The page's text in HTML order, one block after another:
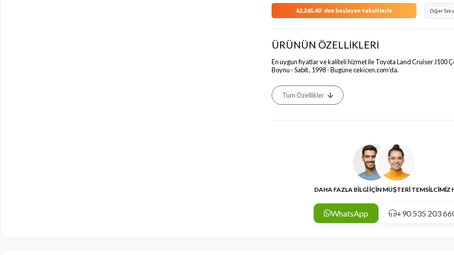
₺2.265,40`den başlayan taksitlerle Diğer
ÜRÜNÜN ÖZELLİKLERİ
En uygun fiyatlar ve kaliteli hizmet ile Toyota Land Cruiser J100
Boynu - Sabit , 1998 - Bugüne cekicen.com'da.
Tüm Özellikler
DAHA FAZLA BİLGİ İÇİN MÜŞTERİ TEMSİLCİMİZ
WhatsApp +90 535 203